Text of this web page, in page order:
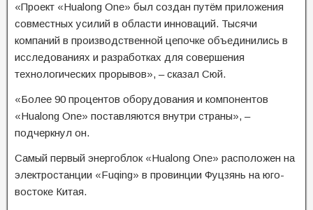
«Проект «Hualong One» был создан путём приложения
совместных усилий в области инноваций. Тысячи
компаний в производственной цепочке объединились в
исследованиях и разработках для совершения
технологических прорывов», – сказал Сюй.
«Более 90 процентов оборудования и компонентов
«Hualong One» поставляются внутри страны», –
подчеркнул он.
Самый первый энергоблок «Hualong One» расположен на
электростанции «Fuqing» в провинции Фуцзянь на юго-
востоке Китая.